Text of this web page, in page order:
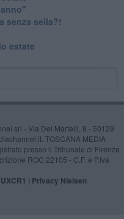
senza sella?!
estate
srl - Via Dei Martelli, 8 - 50129
TOSCANA MEDIA
presso il Tribunale di Firenze
ROC 22105 - C.F. e P.Iva
| Privacy Nielsen